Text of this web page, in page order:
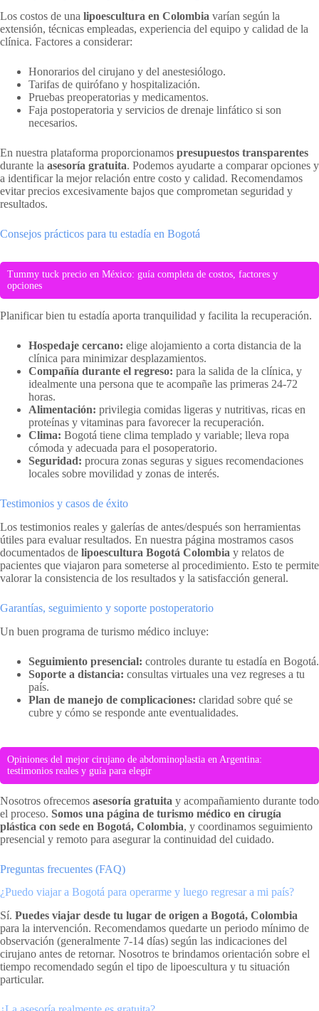
Los costos de una lipoescultura en Colombia varían según la
extensión, técnicas empleadas, experiencia del equipo y calidad de la
clínica. Factores a considerar:
Honorarios del cirujano y del anestesiólogo.
Tarifas de quirófano y hospitalización.
Pruebas preoperatorias y medicamentos.
Faja postoperatoria y servicios de drenaje linfático si son
necesarios.
En nuestra plataforma proporcionamos presupuestos transparentes
durante la asesoría gratuita. Podemos ayudarte a comparar opciones y
a identificar la mejor relación entre costo y calidad. Recomendamos
evitar precios excesivamente bajos que comprometan seguridad y
resultados.
Consejos prácticos para tu estadía en Bogotá
Tummy tuck precio en México: guía completa de costos, factores y
opciones
Planificar bien tu estadía aporta tranquilidad y facilita la recuperación.
Hospedaje cercano: elige alojamiento a corta distancia de la
clínica para minimizar desplazamientos.
Compañía durante el regreso: para la salida de la clínica, y
idealmente una persona que te acompañe las primeras 24-72
horas.
Alimentación: privilegia comidas ligeras y nutritivas, ricas en
proteínas y vitaminas para favorecer la recuperación.
Clima: Bogotá tiene clima templado y variable; lleva ropa
cómoda y adecuada para el posoperatorio.
Seguridad: procura zonas seguras y sigues recomendaciones
locales sobre movilidad y zonas de interés.
Testimonios y casos de éxito
Los testimonios reales y galerías de antes/después son herramientas
útiles para evaluar resultados. En nuestra página mostramos casos
documentados de lipoescultura Bogotá Colombia y relatos de
pacientes que viajaron para someterse al procedimiento. Esto te permite
valorar la consistencia de los resultados y la satisfacción general.
Garantías, seguimiento y soporte postoperatorio
Un buen programa de turismo médico incluye:
Seguimiento presencial: controles durante tu estadía en Bogotá.
Soporte a distancia: consultas virtuales una vez regreses a tu
país.
Plan de manejo de complicaciones: claridad sobre qué se
cubre y cómo se responde ante eventualidades.
Opiniones del mejor cirujano de abdominoplastia en Argentina:
testimonios reales y guía para elegir
Nosotros ofrecemos asesoría gratuita y acompañamiento durante todo
el proceso. Somos una página de turismo médico en cirugía
plástica con sede en Bogotá, Colombia, y coordinamos seguimiento
presencial y remoto para asegurar la continuidad del cuidado.
Preguntas frecuentes (FAQ)
¿Puedo viajar a Bogotá para operarme y luego regresar a mi país?
Sí. Puedes viajar desde tu lugar de origen a Bogotá, Colombia
para la intervención. Recomendamos quedarte un periodo mínimo de
observación (generalmente 7-14 días) según las indicaciones del
cirujano antes de retornar. Nosotros te brindamos orientación sobre el
tiempo recomendado según el tipo de lipoescultura y tu situación
particular.